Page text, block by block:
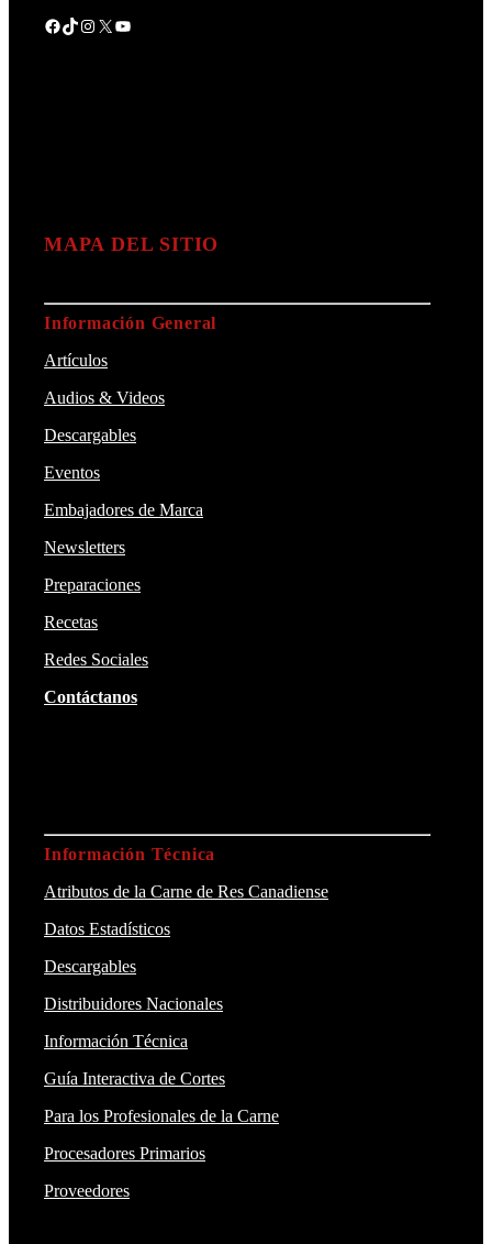
Facebook
TikTok
Instagram
X YouTube
MAPA DEL SITIO
Información General
Artículos
Audios & Videos
Descargables
Eventos
Embajadores de Marca
Newsletters
Preparaciones
Recetas
Redes Sociales
Contáctanos
Información Técnica
Atributos de la Carne de Res Canadiense
Datos Estadísticos
Descargables
Distribuidores Nacionales
Información Técnica
Guía Interactiva de Cortes
Para los Profesionales de la Carne
Procesadores Primarios
Proveedores